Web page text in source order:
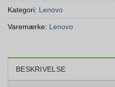
Kategori: Lenovo
Varemærke: Lenovo
BESKRIVELSE